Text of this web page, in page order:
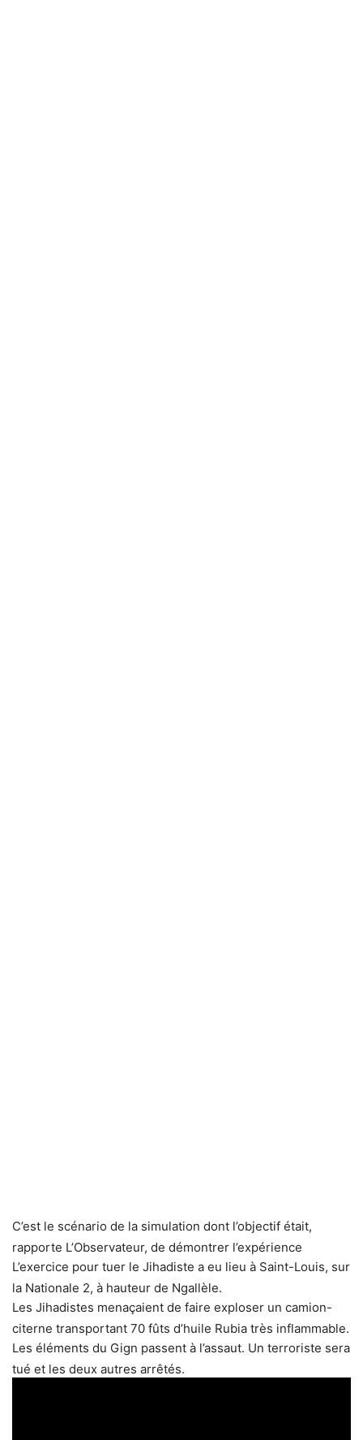
C’est le scénario de la simulation dont l’objectif était,
rapporte L’Observateur, de démontrer l’expérience
sénégalaise en matière de gestion d’attentats.
L’exercice pour tuer le Jihadiste a eu lieu à Saint-Louis, sur
la Nationale 2, à hauteur de Ngallèle.
Les Jihadistes menaçaient de faire exploser un camion-
citerne transportant 70 fûts d’huile Rubia très inflammable.
Les éléments du Gign passent à l’assaut. Un terroriste sera
tué et les deux autres arrêtés.